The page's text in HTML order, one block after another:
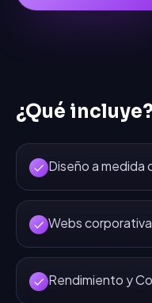
¿Qué incluye?
Diseño a medida
Webs
Rendimiento y